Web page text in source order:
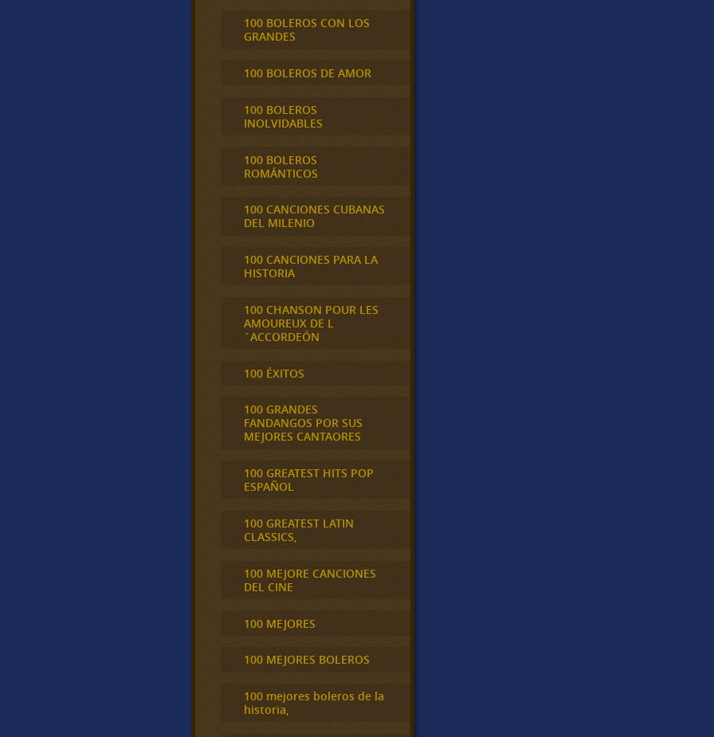
100 BOLEROS CON LOS
GRANDES
100 BOLEROS DE AMOR
100 BOLEROS
INOLVIDABLES
100 BOLEROS
ROMÁNTICOS
100 CANCIONES CUBANAS
DEL MILENIO
100 CANCIONES PARA LA
HISTORIA
100 CHANSON POUR LES
AMOUREUX DE L
´ACCORDEÓN
100 ÉXITOS
100 GRANDES
FANDANGOS POR SUS
MEJORES CANTAORES
100 GREATEST HITS POP
ESPAÑOL
100 GREATEST LATIN
CLASSICS,
100 MEJORE CANCIONES
DEL CINE
100 MEJORES
100 MEJORES BOLEROS
100 mejores boleros de la
historia,